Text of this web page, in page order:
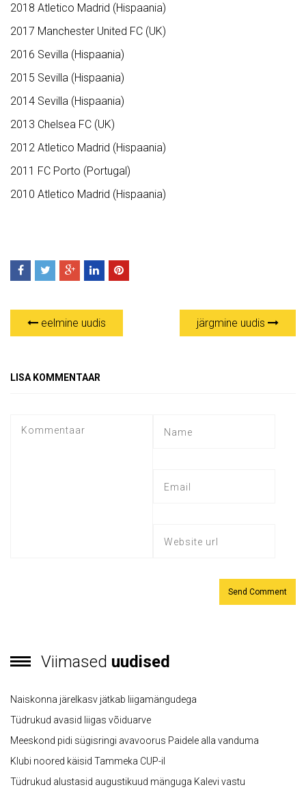
2018 Atletico Madrid (Hispaania)
2017 Manchester United FC (UK)
2016 Sevilla (Hispaania)
2015 Sevilla (Hispaania)
2014 Sevilla (Hispaania)
2013 Chelsea FC (UK)
2012 Atletico Madrid (Hispaania)
2011 FC Porto (Portugal)
2010 Atletico Madrid (Hispaania)
eelmine uudis järgmine uudis
LISA KOMMENTAAR
Viimased uudised
Naiskonna järelkasv jätkab liigamängudega
Tüdrukud avasid liigas võiduarve
Meeskond pidi sügisringi avavoorus Paidele alla vanduma
Klubi noored käisid Tammeka CUP-il
Tüdrukud alustasid augustikuud mänguga Kalevi vastu